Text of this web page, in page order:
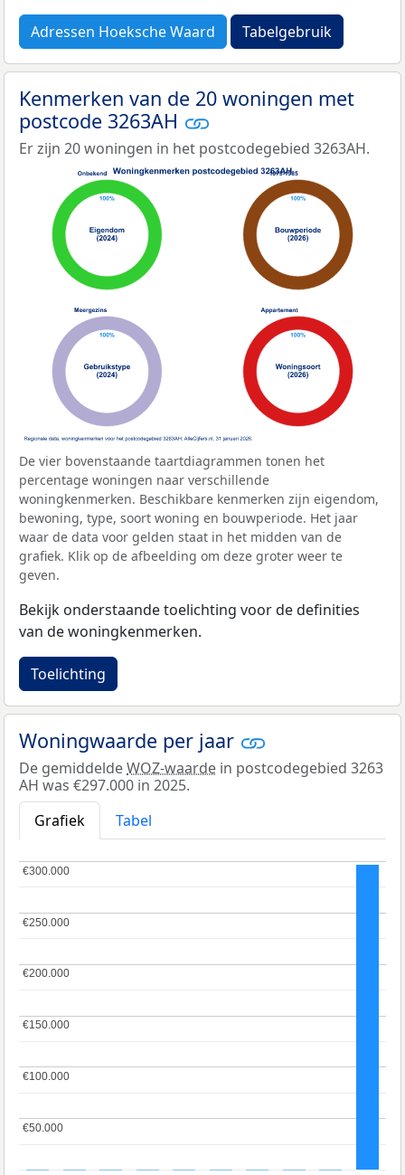
Adressen Hoeksche Waard Tabelgebruik
Kenmerken van de 20 woningen met
postcode 3263AH
Er zijn 20 woningen in het postcodegebied 3263AH.
De vier bovenstaande taartdiagrammen tonen het
percentage woningen naar verschillende
woningkenmerken. Beschikbare kenmerken zijn eigendom,
bewoning, type, soort woning en bouwperiode. Het jaar
waar de data voor gelden staat in het midden van de
grafiek. Klik op de afbeelding om deze groter weer te
geven.
Bekijk onderstaande toelichting voor de definities
van de woningkenmerken.
Toelichting
Woningwaarde per jaar
De gemiddeldeWOZ-waarde in postcodegebied 3263
AH was €297.000 in 2025.
Grafiek
Tabel
€50.000
€50.000
€100.000
€100.000
€150.000
€150.000
€200.000
€200.000
€250.000
€250.000
€300.000
€300.000